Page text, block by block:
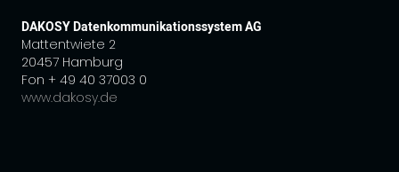
DAKOSY Datenkommunikationssystem AG
Mattentwiete 2
20457 Hamburg
Fon + 49 40 37003 0
www.dakosy.de